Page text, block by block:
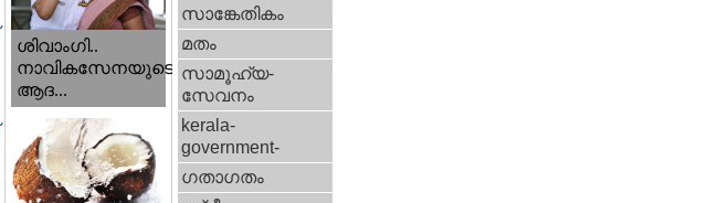
ശിവാംഗി..
നാവികസേനയുടെ
ആദ...
സാങ്കേതികം
മതം
സാമൂഹ്യ-
സേവനം
kerala-
government-
ഗതാഗതം